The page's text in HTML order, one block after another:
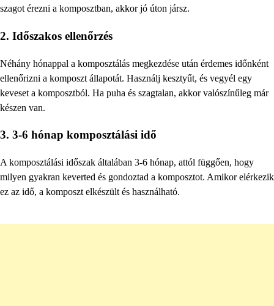
szagot érezni a komposztban, akkor jó úton jársz.
2. Időszakos ellenőrzés
Néhány hónappal a komposztálás megkezdése után érdemes időnként
ellenőrizni a komposzt állapotát. Használj kesztyűt, és vegyél egy
keveset a komposztból. Ha puha és szagtalan, akkor valószínűleg már
készen van.
3. 3-6 hónap komposztálási idő
A komposztálási időszak általában 3-6 hónap, attól függően, hogy
milyen gyakran keverted és gondoztad a komposztot. Amikor elérkezik
ez az idő, a komposzt elkészült és használható.